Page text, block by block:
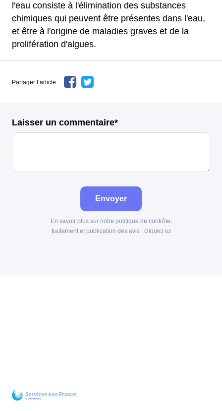
l'eau consiste à l'élimination des substances
chimiques qui peuvent être présentes dans l'eau,
et être à l'origine de maladies graves et de la
prolifération d'algues.
Partager l’article :
Laisser un commentaire*
Envoyer
En savoir plus sur notre politique de contrôle,
traitement et publication des avis : cliquez ici